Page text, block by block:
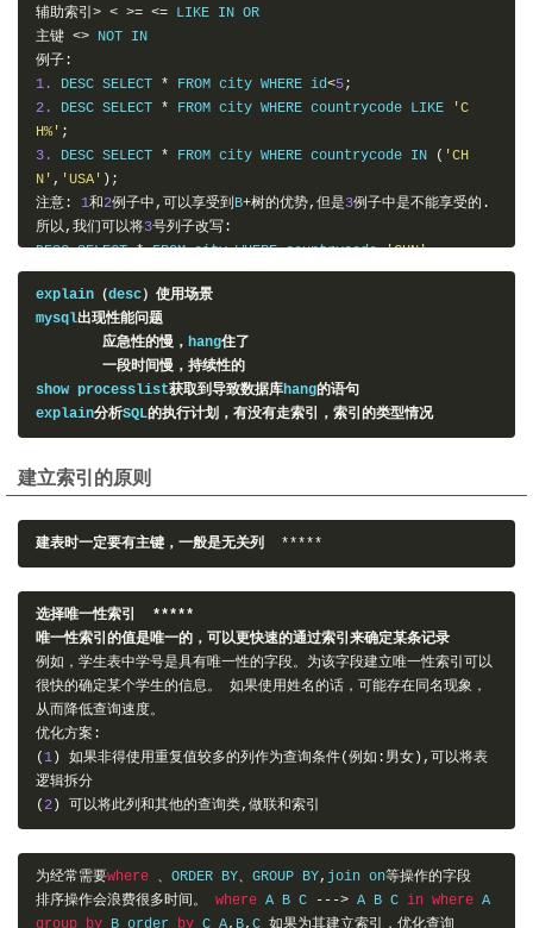
辅助索引> < >= <= LIKE IN OR
主键 <> NOT IN
例子:
1.
DESC SELECT * FROM city WHERE id<5;
2.
DESC SELECT * FROM city WHERE countrycode LIKE
'C
H%' ;
3.
DESC SELECT * FROM city WHERE countrycode IN ( 'CH
N' , 'USA' );
注意:
1和2例子中,可以享受到B+树的优势,但是3例子中是不能享受的.
所以,我们可以将3号列子改写:
DESC SELECT * FROM city WHERE countrycode='CHN'
UNION ALL
SELECT FROM city WHERE countrycode
非唯一性索引,等值查询
DESC SELECT * FROM city WHERE countrycode
在多表连接时,连接条件使用了唯一索引(uk pK)
DESC SELECT b.name,a .name FROM city AS a JOIN country A
S b
ON a.countrycode
WHERE a .population
system,const :
explain （desc）使用场景
mysql出现性能问题
应急性的慢， hang住了
一段时间慢，持续性的
show processlist获取到导致数据库hang的语句
explain分析SQL的执行计划，有没有走索引，索引的类型情况
建立索引的原则
建表时一定要有主键，一般是无关列 *****
选择唯一性索引
*****
唯一性索引的值是唯一的，可以更快速的通过索引来确定某条记录
例如，学生表中学号是具有唯一性的字段。为该字段建立唯一性索引可以
很快的确定某个学生的信息。
如果使用姓名的话，可能存在同名现象，
从而降低查询速度。
优化方案:
( 1 ) 如果非得使用重复值较多的列作为查询条件(例如:男女),可以将表
逻辑拆分
(2 ) 可以将此列和其他的查询类,做联和索引
为经常需要where 、 ORDER BY、 GROUP BY, join on等操作的字段
排序操作会浪费很多时间。
where A B C ---> A B C in where
group by B order by C A, B, C 如果为其建立索引，优化查询